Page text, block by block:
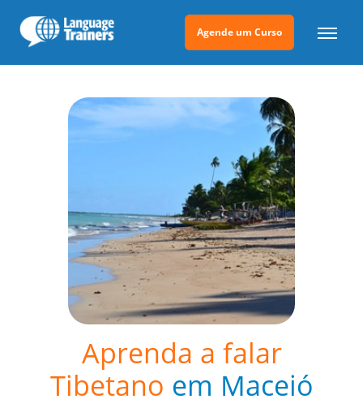
Agende um Curso
Aprenda a falar
Tibetano em Maceió